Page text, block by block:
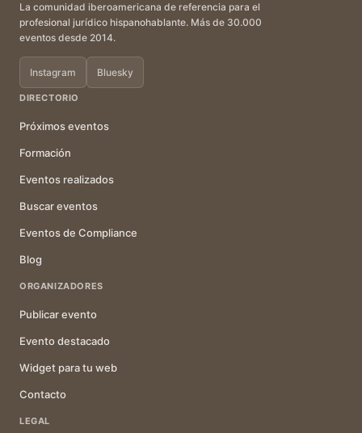
La comunidad iberoamericana de referencia para el
profesional jurídico hispanohablante. Más de 30.000
eventos desde 2014.
Instagram Bluesky
DIRECTORIO
Próximos eventos
Formación
Eventos realizados
Buscar eventos
Eventos de Compliance
Blog
ORGANIZADORES
Publicar evento
Evento destacado
Widget para tu web
Contacto
LEGAL